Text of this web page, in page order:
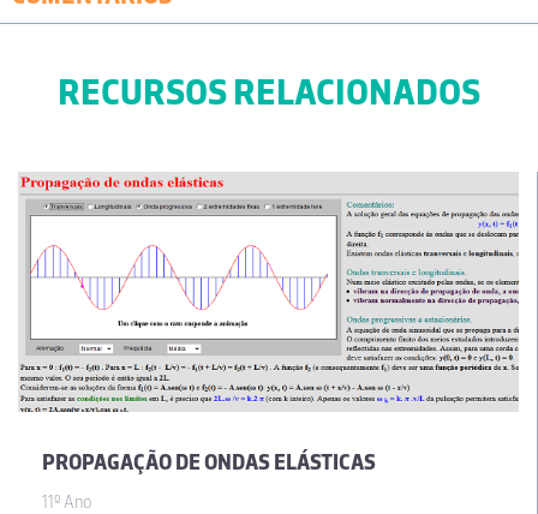
RECURSOS RELACIONADOS
PROPAGAÇÃO DE ONDAS ELÁSTICAS
11º Ano